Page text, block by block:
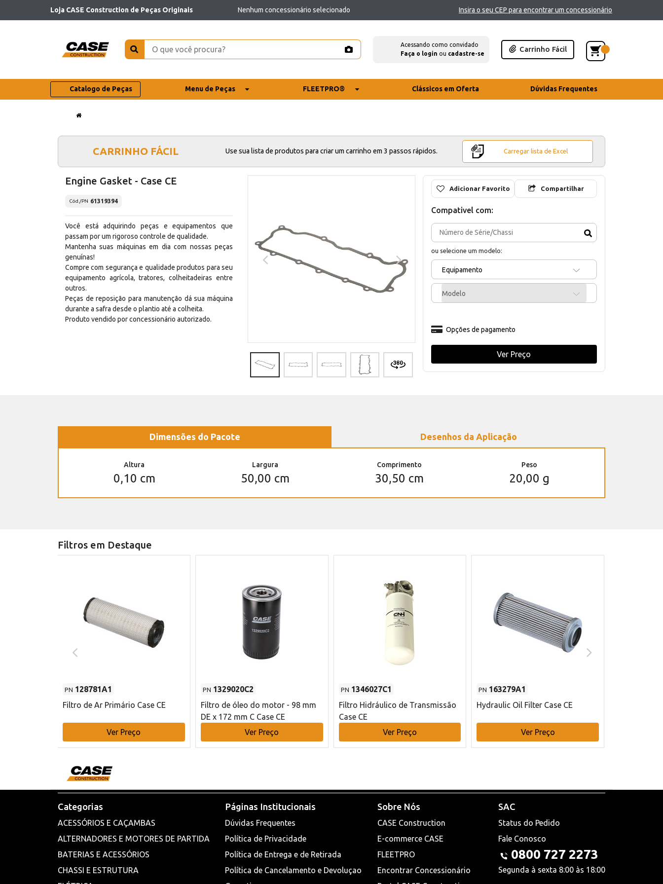
Loja CASE Construction de Peças Originais Nenhum concessionário selecionado Insira o seu CEP para encontrar um concessionário
Acessando como convidado
Faça o login ou cadastre-se
Carrinho Fácil
Catalogo de Peças Menu de Peças FLEETPRO® Clássicos em Oferta Dúvidas Frequentes
CARRINHO FÁCIL Use sua lista de produtos para criar um carrinho em 3 passos rápidos. Carregar lista de Excel
Engine Gasket - Case CE
Cód./PN 61319394
Você está adquirindo peças e equipamentos que
passam por um rigoroso controle de qualidade.
Mantenha suas máquinas em dia com nossas peças
genuínas!
Compre com segurança e qualidade produtos para seu
equipamento agrícola, tratores, colheitadeiras entre
outros.
Peças de reposição para manutenção dá sua máquina
durante a safra desde o plantio até a colheita.
Produto vendido por concessionário autorizado.
Adicionar Favorito Compartilhar
Compativel com:
ou selecione um modelo:
Equipamento
Modelo
Opções de pagamento
Ver Preço
Dimensões do Pacote Desenhos da Aplicação
Altura
0,10 cm
Largura
50,00 cm
Comprimento
30,50 cm
Peso
20,00 g
Filtros em Destaque
PN 128781A1
Filtro de Ar Primário Case CE
Ver Preço
PN 1329020C2
Filtro de óleo do motor - 98 mm
DE x 172 mm C Case CE
Ver Preço
PN 1346027C1
Filtro Hidráulico de Transmissão
Case CE
Ver Preço
PN 163279A1
Hydraulic Oil Filter Case CE
Ver Preço
Categorias
ACESSÓRIOS E CAÇAMBAS
ALTERNADORES E MOTORES DE PARTIDA
BATERIAS E ACESSÓRIOS
CHASSI E ESTRUTURA
Páginas Institucionais
Dúvidas Frequentes
Política de Privacidade
Política de Entrega e de Retirada
Política de Cancelamento e Devoluçao
Sobre Nós
CASE Construction
E-commerce CASE
FLEETPRO
Encontrar Concessionário
SAC
Status do Pedido
Fale Conosco
0800 727 2273
Segunda à sexta 8:00 às 18:00